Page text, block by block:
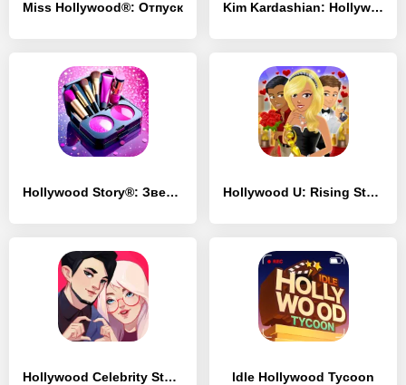
Miss Hollywood®: Отпуск Kim Kardashian: Hollywood
Hollywood Story®: Звезда моды Hollywood U: Rising Stars
Hollywood Celebrity Story Life ldle Hollywood Tycoon